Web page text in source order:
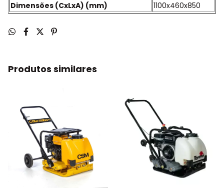
Dimensões (CxLxA) (mm)
1100x460x850
Produtos similares